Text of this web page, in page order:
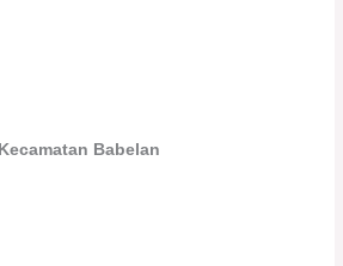
Kecamatan Babelan